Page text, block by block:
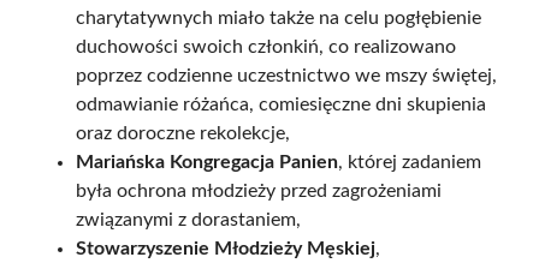
charytatywnych miało także na celu pogłębienie
duchowości swoich członkiń, co realizowano
poprzez codzienne uczestnictwo we mszy świętej,
odmawianie różańca, comiesięczne dni skupienia
oraz doroczne rekolekcje,
Mariańska Kongregacja Panien, której zadaniem
była ochrona młodzieży przed zagrożeniami
związanymi z dorastaniem,
Stowarzyszenie Młodzieży Męskiej,